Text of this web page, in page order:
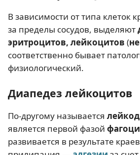
В зависимости от типа клеток
за пределы сосудов, выделяют
эритроцитов, лейкоцитов (
соответственно бывает
физиологический.
Диапедез лейкоцитов
По-другому называется
является первой фазой
развивается в результате